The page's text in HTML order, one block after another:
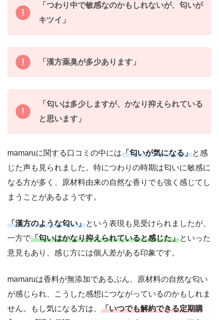
「つわり中で敏感なのかもしれないが、匂いが
キツイ」
「漢方薬臭が多少あります」
「匂いは多少しますが、かなり抑えられている
と思います」
mamaruに関する口コミの中には「匂いが気になる」と感
じた声も見られました。特につわりの時期は匂いに敏感に
なる方が多く、原材料由来の自然な香りでも強く感じてし
まうことがあるようです。
「漢方のような匂い」という表現も見受けられましたが、
一方で「匂いはかなり抑えられていると感じた」といった
意見もあり、感じ方には個人差がある印象です。
mamaruは香料が無添加であるぶん、原材料の自然な匂い
が感じられ、こうした感想につながっているのかもしれま
せん。もし気になる方は、 「いつでも解約できる定期購